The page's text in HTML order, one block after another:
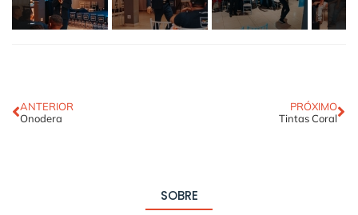
ANTERIOR
Onodera
PRÓXIMO
Tintas Coral
SOBRE